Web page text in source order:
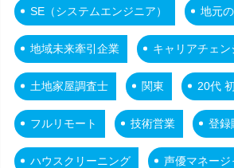
SE（システムエンジニア） 地元
地域未来牽引企業 キャリアチェン
土地家屋調査士 関東 20代
フルリモート 技術営業 登録
ハウスクリーニング 声優マネージ